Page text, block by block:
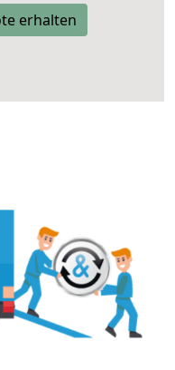
erhalten